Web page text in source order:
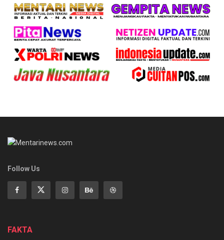
Follow Us
FAKTA